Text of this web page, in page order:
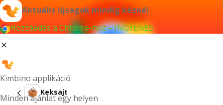
Aktuális újságok mindig kéznél
Hozzáadás a Chrome-hoz – INGYENES
Kimbino applikáció
Minden ajánlat egy helyen
Keksajt